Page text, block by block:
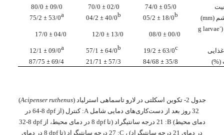
05/0
±
02/0
±
09/0
±
(
mm
)
b
18/0
±
b
40/0
±
a
53/0
±
g larvae-
00/0
±
13/0
±
04/0
±
c
63/0
±
b
64/0
±
a
09/0
±
(
%
)
35/8
±
57/3
±
69/4
±
جدول 2- تکوین اسکلتی در لارو تاسماهی استرلیاد ( Acipenser ruthenus
)
32 روز بعد از دست‌کاری
های دمایی شاملA: کنترل (ازdpf
8-64 در
دمای محیط) B: 21 درجه سانتیگراد (تا dpf
dpf
8-32
در دمای 21 درجه سانتیگراد) ،
C: 27 درجه سانتیگراد (تا dpf
8 در دمای